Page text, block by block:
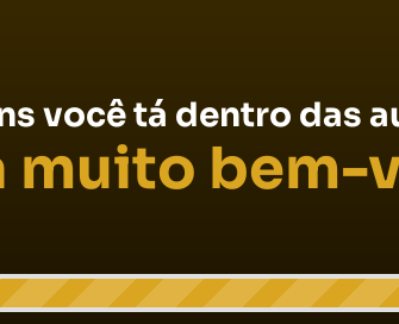
você tá dentro das
muito bem-